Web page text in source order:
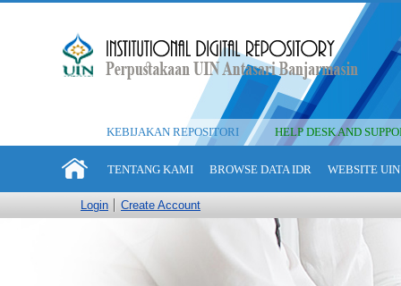
KEBIJAKAN REPOSITORI HELP DESK AND
TENTANG KAMI BROWSE DATA IDR WEBSITE
Login Create Account